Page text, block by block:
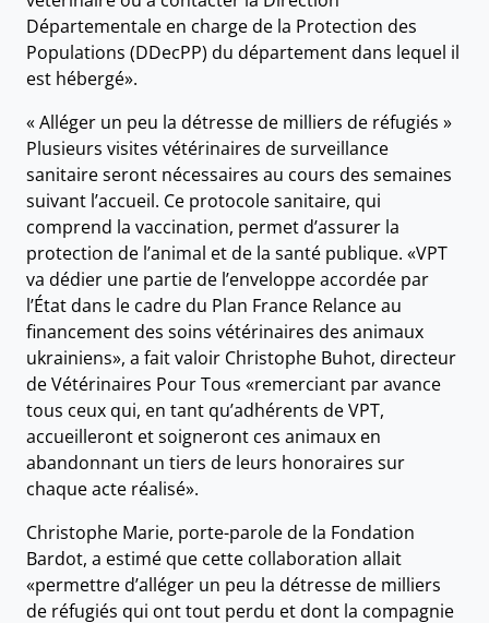
Départementale en charge de la Protection des
Populations (DDecPP) du département dans lequel il
est hébergé».
« Alléger un peu la détresse de milliers de réfugiés »
Plusieurs visites vétérinaires de surveillance
sanitaire seront nécessaires au cours des semaines
suivant l’accueil. Ce protocole sanitaire, qui
comprend la vaccination, permet d’assurer la
protection de l’animal et de la santé publique. «VPT
va dédier une partie de l’enveloppe accordée par
l’État dans le cadre du Plan France Relance au
financement des soins vétérinaires des animaux
ukrainiens», a fait valoir Christophe Buhot, directeur
de Vétérinaires Pour Tous «remerciant par avance
tous ceux qui, en tant qu’adhérents de VPT,
accueilleront et soigneront ces animaux en
abandonnant un tiers de leurs honoraires sur
chaque acte réalisé».
Christophe Marie, porte-parole de la Fondation
Bardot, a estimé que cette collaboration allait
«permettre d’alléger un peu la détresse de milliers
de réfugiés qui ont tout perdu et dont la compagnie